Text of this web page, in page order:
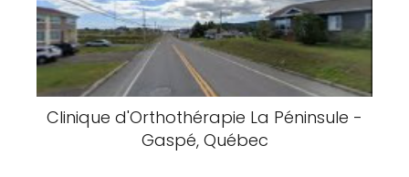
Clinique d'Orthothérapie La Péninsule -
Gaspé, Québec